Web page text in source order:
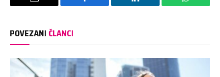
Email Facebook LinkedIn
POVEZANIČLANCI